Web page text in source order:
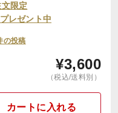
限定
レゼント中
の投稿
¥3,600
（税込/送料別）
カートに入れる